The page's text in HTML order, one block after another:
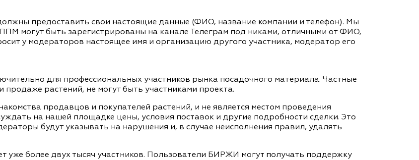
предоставить свои настоящие данные (ФИО, название компании и телефон). Мы
могут быть зарегистрированы на канале Телеграм под никами, отличными от ФИО,
у модераторов настоящее имя и организацию другого участника, модератор его
для профессиональных участников рынка посадочного материала. Частные
растений, не могут быть участниками проекта.
продавцов и покупателей растений, и не является местом проведения
на нашей площадке цены, условия поставок и другие подробности сделки. Это
будут указывать на нарушения и, в случае неисполнения правил, удалять
более двух тысяч участников. Пользователи БИРЖИ могут получать поддержку